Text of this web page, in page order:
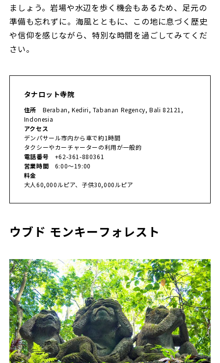
ましょう。岩場や水辺を歩く機会もあるため、足元の
準備も忘れずに。海風とともに、この地に息づく歴史
や信仰を感じながら、特別な時間を過ごしてみてくだ
さい。
タナロット寺院
住所 Beraban, Kediri, Tabanan Regency, Bali 82121,
Indonesia
アクセス
デンパサール市内から車で約1時間
タクシーやカーチャーターの利用が一般的
電話番号 +62-361-880361
営業時間 6:00～19:00
料金
大人60,000ルピア、子供30,000ルピア
ウブド モンキーフォレスト